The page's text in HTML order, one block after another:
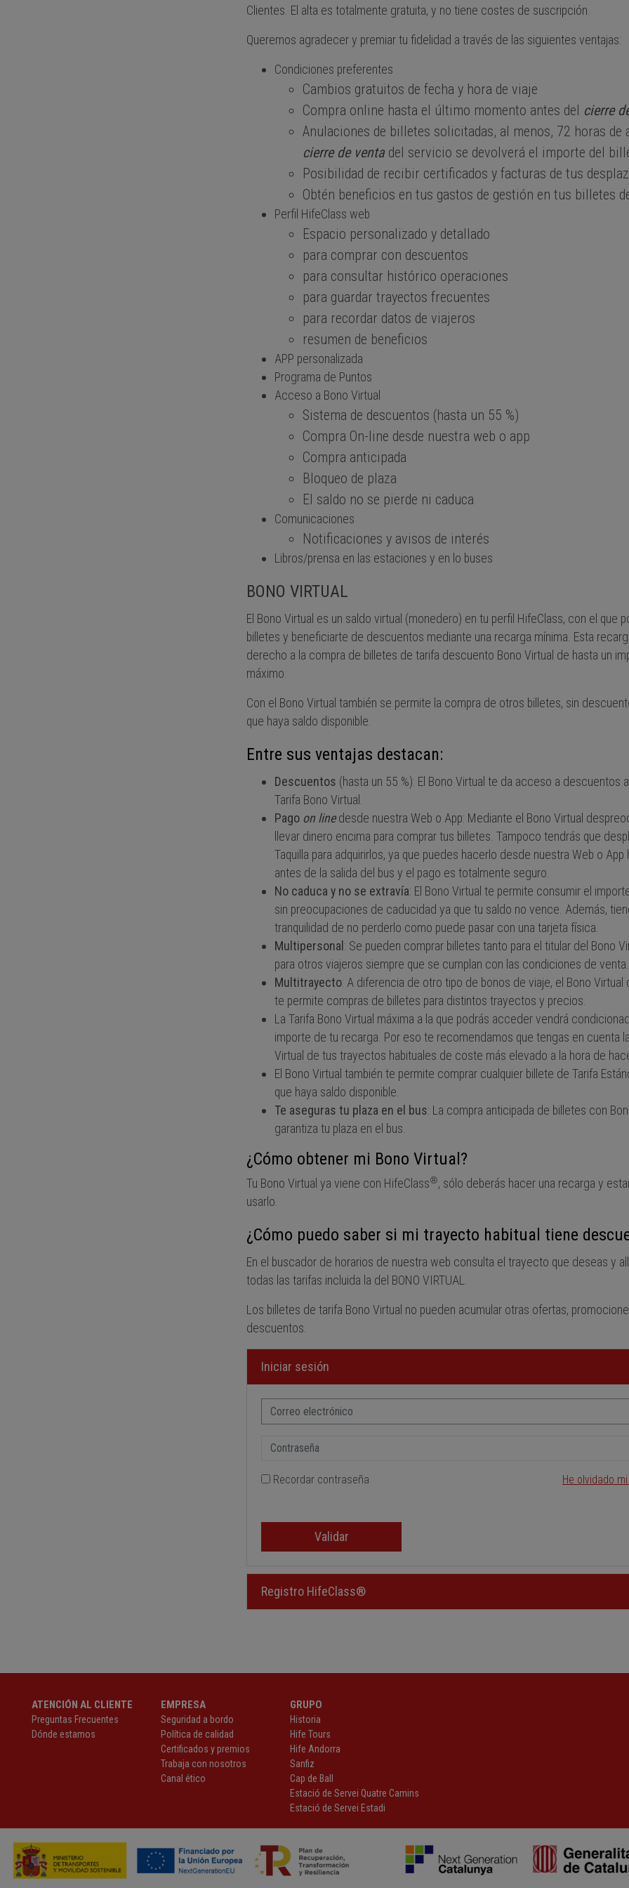
Clientes. El alta es totalmente gratuita, y no tiene costes de suscripción.
Queremos agradecer y premiar tu fidelidad a través de las siguientes ventajas:
Condiciones preferentes
Cambios gratuitos de fecha y hora de viaje
Compra online hasta el último momento antes del cierre
Anulaciones de billetes solicitadas, al menos, 72 horas de
cierre de venta del servicio se devolverá el importe del
Posibilidad de recibir certificados y facturas de tus
Obtén beneficios en tus gastos de gestión en tus billetes
Perfil HifeClass web
Espacio personalizado y detallado
para comprar con descuentos
para consultar histórico operaciones
para guardar trayectos frecuentes
para recordar datos de viajeros
resumen de beneficios
APP personalizada
Programa de Puntos
Acceso a Bono Virtual
Sistema de descuentos (hasta un 55 %)
Compra On-line desde nuestra web o app
Compra anticipada
Bloqueo de plaza
El saldo no se pierde ni caduca
Comunicaciones
Notificaciones y avisos de interés
Libros/prensa en las estaciones y en lo buses
BONO VIRTUAL
El Bono Virtual es un saldo virtual (monedero) en tu perfil HifeClass, con el que
billetes y beneficiarte de descuentos mediante una recarga mínima. Esta
derecho a la compra de billetes de tarifa descuento Bono Virtual de hasta un
máximo.
Con el Bono Virtual también se permite la compra de otros billetes, sin
que haya saldo disponible.
Entre sus ventajas destacan:
Descuentos (hasta un 55 %): El Bono Virtual te da acceso a descuentos
Tarifa Bono Virtual.
Pago on linedesde nuestra Web o App: Mediante el Bono Virtual
llevar dinero encima para comprar tus billetes. Tampoco tendrás que
Taquilla para adquirirlos, ya que puedes hacerlo desde nuestra Web o App
antes de la salida del bus y el pago es totalmente seguro.
No caduca y no se extravía: El Bono Virtual te permite consumir el
sin preocupaciones de caducidad ya que tu saldo no vence. Además,
tranquilidad de no perderlo como puede pasar con una tarjeta física.
Multipersonal : Se pueden comprar billetes tanto para el titular del Bono
para otros viajeros siempre que se cumplan con las condiciones de venta.
Multitrayecto: A diferencia de otro tipo de bonos de viaje, el Bono Virtual
te permite compras de billetes para distintos trayectos y precios.
La Tarifa Bono Virtual máxima a la que podrás acceder vendrá
importe de tu recarga. Por eso te recomendamos que tengas en cuenta
Virtual de tus trayectos habituales de coste más elevado a la hora de
El Bono Virtual también te permite comprar cualquier billete de Tarifa
que haya saldo disponible.
Te aseguras tu plaza en el bus: La compra anticipada de billetes con
garantiza tu plaza en el bus.
¿Cómo obtener mi Bono Virtual?
Tu Bono Virtual ya viene con HifeClass®, sólo deberás hacer una recarga y
usarlo.
¿Cómo puedo saber si mi trayecto habitual tiene
En el buscador de horarios de nuestra web consulta el trayecto que deseas y
todas las tarifas incluida la del BONO VIRTUAL.
Los billetes de tarifa Bono Virtual no pueden acumular otras ofertas,
descuentos.
Iniciar sesión
Recordar contraseña He olvidado
Validar
Registro HifeClass®
ATENCIÓN AL CLIENTE
Preguntas Frecuentes
Dónde estamos
EMPRESA
Seguridad a bordo
Política de calidad
Certificados y premios
Trabaja con nosotros
Canal ético
GRUPO
Historia
Hife Tours
Hife Andorra
Sanfiz
Cap de Ball
Estació de Servei Quatre Camins
Estació de Servei Estadi